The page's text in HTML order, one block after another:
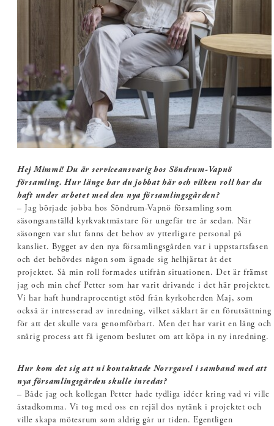
Hej Mimmi! Du är serviceansvarig hos Söndrum-Vapnö
församling. Hur länge har du jobbat här och vilken roll har du
haft under arbetet med den nya församlingsgården?
– Jag började jobba hos Söndrum-Vapnö församling som
säsongsanställd kyrkvaktmästare för ungefär tre år sedan. När
säsongen var slut fanns det behov av ytterligare personal på
kansliet. Bygget av den nya församlingsgården var i uppstartsfasen
och det behövdes någon som ägnade sig helhjärtat åt det
projektet. Så min roll formades utifrån situationen. Det är främst
jag och min chef Petter som har varit drivande i det här projektet.
Vi har haft hundraprocentigt stöd från kyrkoherden Maj, som
också är intresserad av inredning, vilket såklart är en förutsättning
för att det skulle vara genomförbart. Men det har varit en lång och
snårig process att få igenom beslutet om att köpa in ny inredning.
Hur kom det sig att ni kontaktade Norrgavel i samband med att
nya församlingsgården skulle inredas?
– Både jag och kollegan Petter hade tydliga idéer kring vad vi ville
åstadkomma. Vi tog med oss en rejäl dos nytänk i projektet och
ville skapa mötesrum som aldrig går ur tiden. Egentligen